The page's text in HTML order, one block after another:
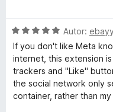
o
o
k
n
a
:
5
/
5
O
c
e
n
a
Autor:
If you don't like Meta
internet, this extension
trackers and "Like"
the social network only
container, rather than